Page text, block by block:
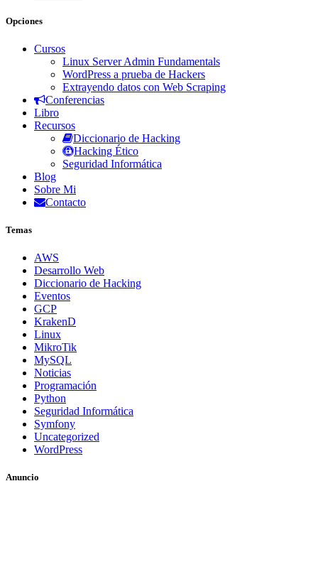
Opciones
Cursos
Linux Server Admin Fundamentals
WordPress a prueba de Hackers
Extrayendo datos con Web Scraping
Conferencias
Libro
Recursos
Diccionario de Hacking
Hacking Ético
Seguridad Informática
Blog
Sobre Mi
Contacto
Temas
AWS
Desarrollo Web
Diccionario de Hacking
Eventos
GCP
KrakenD
Linux
MikroTik
MySQL
Noticias
Programación
Python
Seguridad Informática
Symfony
Uncategorized
WordPress
Anuncio